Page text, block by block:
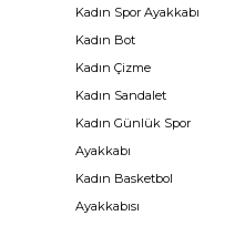
Kadın Spor Ayakkabı
Kadın Bot
Kadın Çizme
Kadın Sandalet
Kadın Günlük Spor
Ayakkabı
Kadın Basketbol
Ayakkabısı